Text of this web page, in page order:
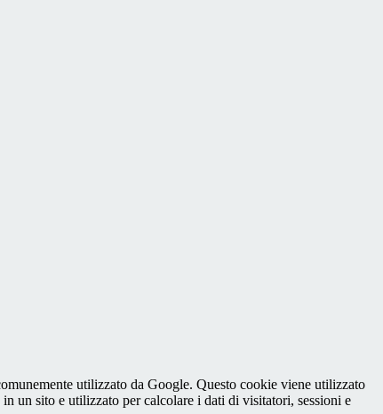
utilizzato da Google. Questo cookie viene utilizzato
un sito e utilizzato per calcolare i dati di visitatori, sessioni e